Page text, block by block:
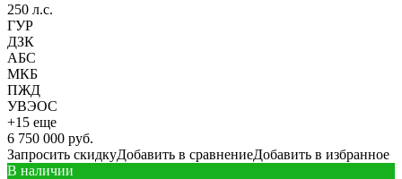
250 л.с.
ГУР
ДЗК
АБС
МКБ
ПЖД
УВЭОС
+15 еще
6 750 000 руб.
Запросить скидкуДобавить в сравнениеДобавить в избранное
В наличии